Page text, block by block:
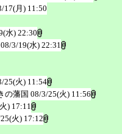
17(月) 11:50
水) 22:30
08/3/19(水) 22:31
25(火) 11:54
の藩国 08/3/25(火) 11:56
) 17:11
火) 17:12